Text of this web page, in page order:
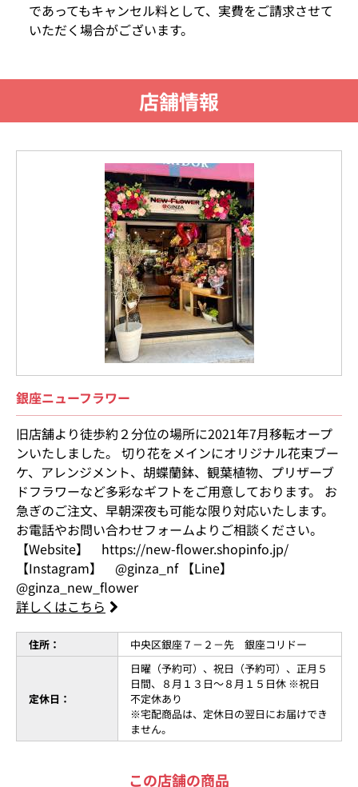
であってもキャンセル料として、実費をご請求させて
いただく場合がございます。
店舗情報
銀座ニューフラワー
旧店舗より徒歩約２分位の場所に2021年7月移転オープ
ンいたしました。 切り花をメインにオリジナル花束ブー
ケ、アレンジメント、胡蝶蘭鉢、観葉植物、プリザーブ
ドフラワーなど多彩なギフトをご用意しております。 お
急ぎのご注文、早朝深夜も可能な限り対応いたします。
お電話やお問い合わせフォームよりご相談ください。
【Website】 https://new-flower.shopinfo.jp/
【Instagram】 @ginza_nf 【Line】
@ginza_new_flower
詳しくはこちら
住所： 中央区銀座７－２－先 銀座コリドー
定休日：
日曜（予約可）、祝日（予約可）、正月５
日間、８月１３日～８月１５日休 ※祝日
不定休あり
※宅配商品は、定休日の翌日にお届けでき
ません。
この店舗の商品